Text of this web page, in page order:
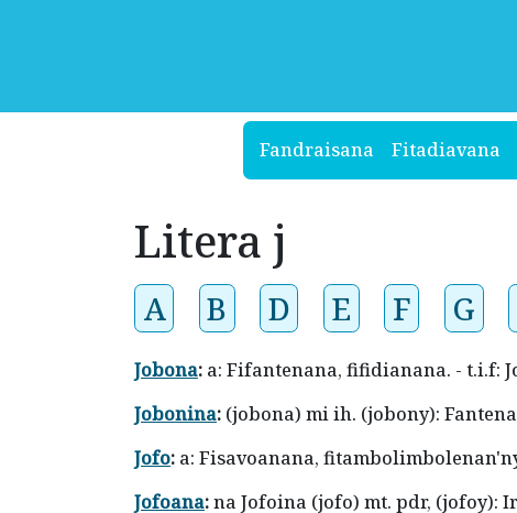
Fandraisana Fitadiavana
Litera j
A B D E F G
Jobona: a: Fifantenana, fifidianana. - t.i.f:
Jobonina: (jobona) mi ih. (jobony):
Jofo: a: Fisavoanana,
Jofoana:na Jofoina (jofo) mt. pdr, (jofoy):